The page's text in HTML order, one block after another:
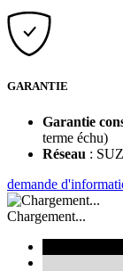
GARANTIE
Garantie
terme échu)
Réseau :
demande
Chargement...